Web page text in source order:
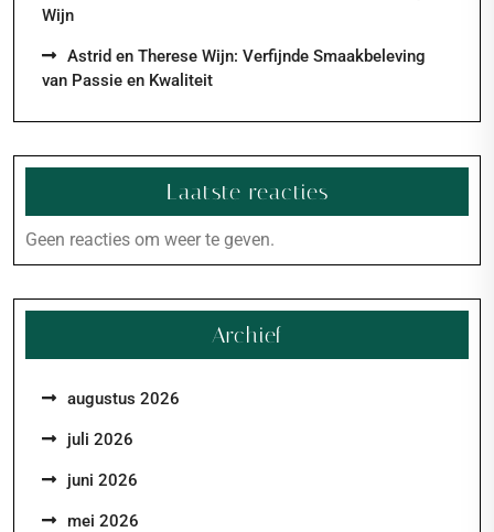
Wijn
Astrid en Therese Wijn: Verfijnde Smaakbeleving
van Passie en Kwaliteit
Laatste reacties
Geen reacties om weer te geven.
Archief
augustus 2026
juli 2026
juni 2026
mei 2026